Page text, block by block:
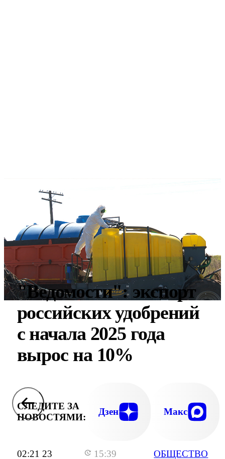
02:21 23
15:39
ОБЩЕСТВО
"Ведомости": экспорт
российских удобрений
с начала 2025 года
вырос на 10%
СЛЕДИТЕ ЗА
НОВОСТЯМИ:
Дзен Макс